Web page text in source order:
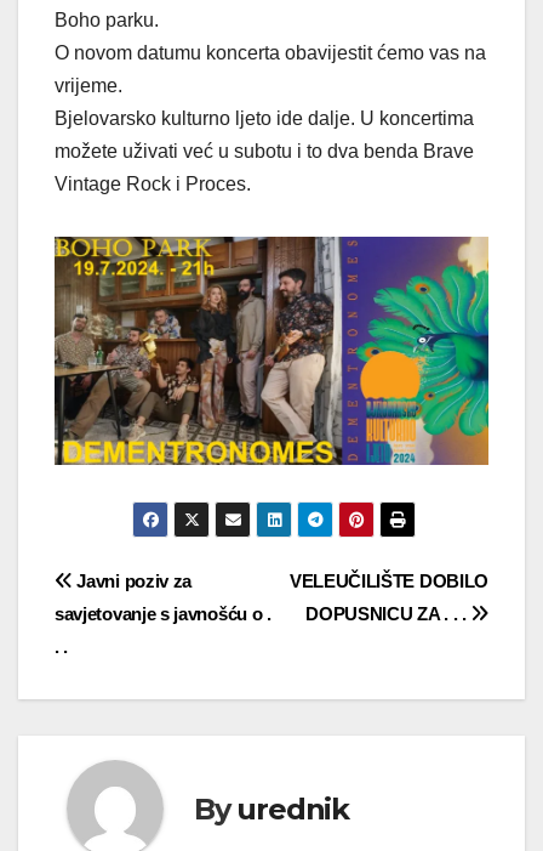
Boho parku.
O novom datumu koncerta obavijestit ćemo vas na
vrijeme.
Bjelovarsko kulturno ljeto ide dalje. U koncertima
možete uživati već u subotu i to dva benda Brave
Vintage Rock i Proces.
Navigacija
objava
VELEUČILIŠTE DOBILO
DOPUSNICU ZA . . .
Javni poziv za
savjetovanje s javnošću o .
. .
Byurednik